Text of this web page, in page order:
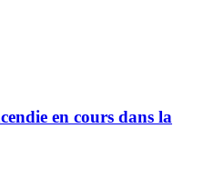
en cours dans la